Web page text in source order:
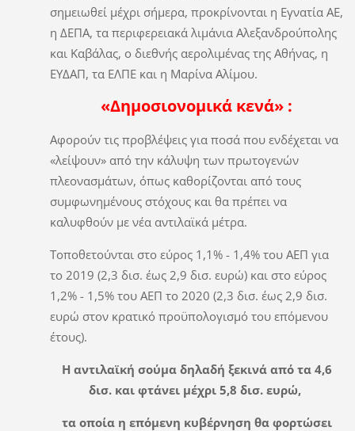
σημειωθεί μέχρι σήμερα, προκρίνονται η Εγνατία ΑΕ,
η ΔΕΠΑ, τα περιφερειακά λιμάνια Αλεξανδρούπολης
και Καβάλας, ο διεθνής αερολιμένας της Αθήνας, η
ΕΥΔΑΠ, τα ΕΛΠΕ και η Μαρίνα Αλίμου.
«Δημοσιονομικά κενά» :
Αφορούν τις προβλέψεις για ποσά που ενδέχεται να
«λείψουν» από την κάλυψη των πρωτογενών
πλεονασμάτων, όπως καθορίζονται από τους
συμφωνημένους στόχους και θα πρέπει να
καλυφθούν με νέα αντιλαϊκά μέτρα.
Τοποθετούνται στο εύρος 1,1% - 1,4% του ΑΕΠ για
το 2019 (2,3 δισ. έως 2,9 δισ. ευρώ) και στο εύρος
1,2% - 1,5% του ΑΕΠ το 2020 (2,3 δισ. έως 2,9 δισ.
ευρώ στον κρατικό προϋπολογισμό του επόμενου
έτους).
Η αντιλαϊκή σούμα δηλαδή ξεκινά από τα 4,6
δισ. και φτάνει μέχρι 5,8 δισ. ευρώ,
τα οποία η επόμενη κυβέρνηση θα φορτώσει